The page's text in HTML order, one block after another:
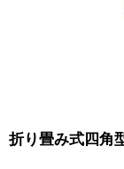
折り畳み式四角